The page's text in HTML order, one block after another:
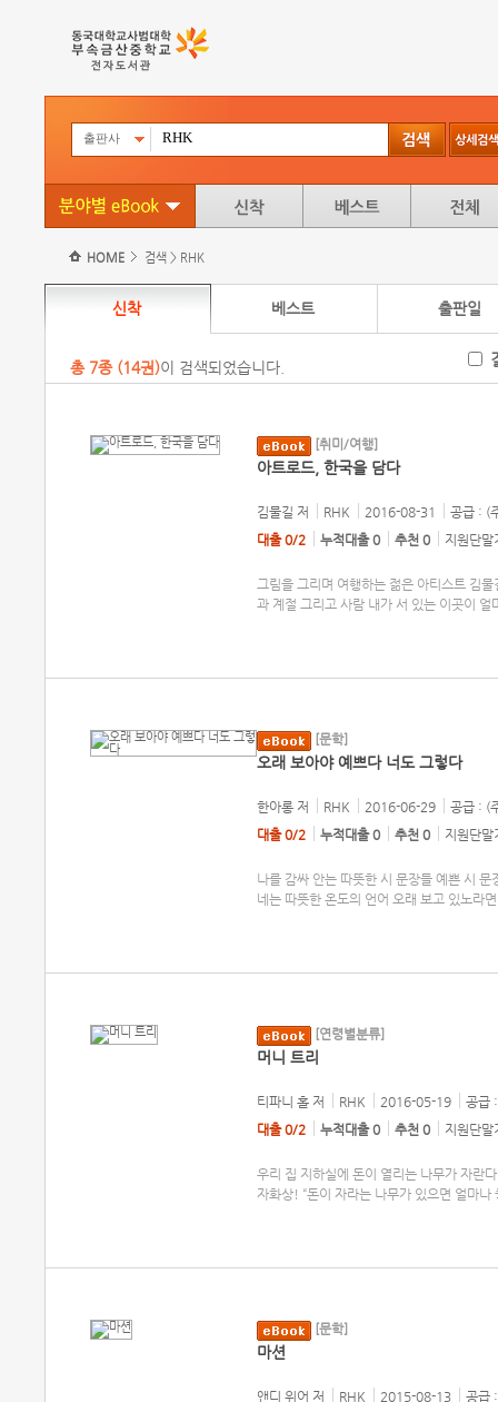
출판사
HOME 검색 > RHK
신착 베스트 출판일
총 7종 (14권)이 검색되었습니다.
[취미/여행]
아트로드, 한국을 담다
김물길 저 RHK 2016-08-31
공급 : (
대출 0/2
누적대출 0 추천 0 지원단
그림을 그리며 여행하는 젊은 아티스트 김
과 계절 그리고 사람 내가 서 있는 이곳이 얼
[문학]
오래 보아야 예쁘다 너도 그렇다
한아롱 저 RHK 2016-06-29
공급 : (
대출 0/2
누적대출 0 추천 0 지원단
나를 감싸 안는 따뜻한 시 문장들 예쁜 시 문
네는 따뜻한 온도의 언어 오래 보고 있노라
[연령별분류]
머니 트리
티파니 홀 저 RHK 2016-05-19
공급
대출 0/2
누적대출 0 추천 0 지원단
우리 집 지하실에 돈이 열리는 나무가 자란다
자화상! “돈이 자라는 나무가 있으면 얼마나
[문학]
마션
앤디 위어 저 RHK 2015-08-13
공급